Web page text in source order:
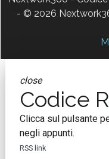
- © 2026
close
Codice
Clicca sul pulsante
negli appunti.
RSS link